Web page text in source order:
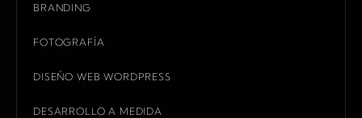
BRANDING
FOTOGRAFÍA
DISEÑO WEB WORDPRESS
DESARROLLO A MEDIDA